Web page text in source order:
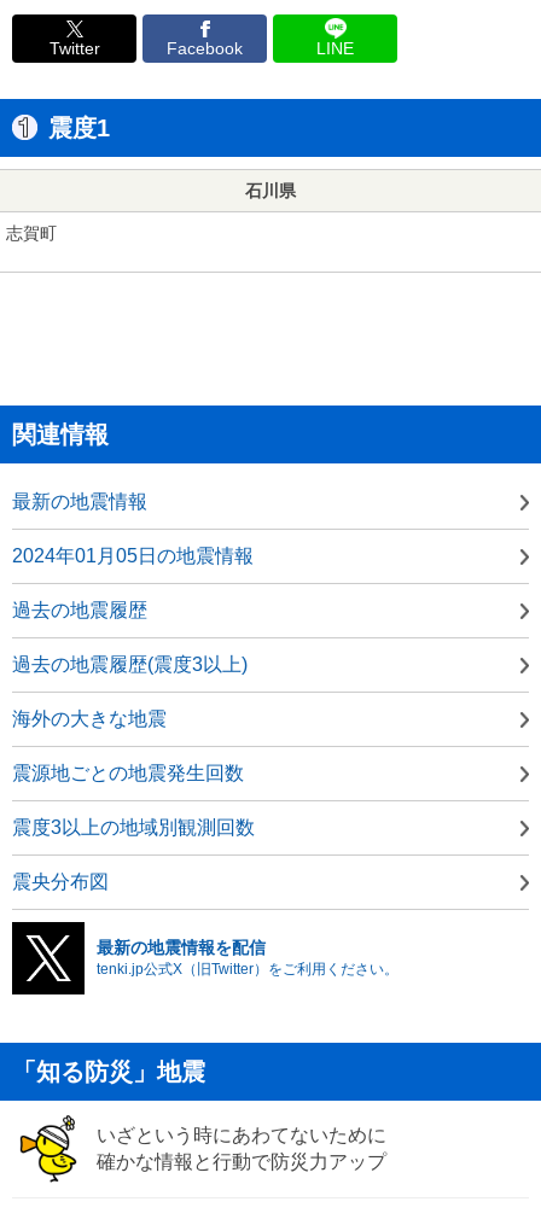
Twitter Facebook LINE
震度1
石川県
志賀町
関連情報
最新の地震情報
2024年01月05日の地震情報
過去の地震履歴
過去の地震履歴(震度3以上)
海外の大きな地震
震源地ごとの地震発生回数
震度3以上の地域別観測回数
震央分布図
最新の地震情報を配信
tenki.jp公式X（旧Twitter）をご利用ください。
「知る防災」地震
いざという時にあわてないために
確かな情報と行動で防災力アップ